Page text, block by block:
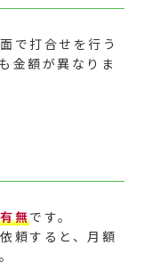
で打合せを行う
金額が異なりま
無です。
頼すると、月額